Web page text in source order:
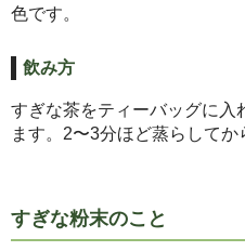
色です。
飲み方
すぎな茶をティーバッグに入
ます。2〜3分ほど蒸らしてか
すぎな粉末のこと